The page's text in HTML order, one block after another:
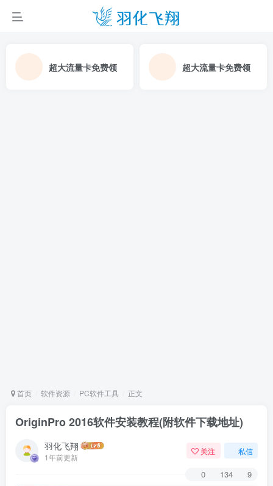
超大流量卡免费领 超大流量卡免费领
首页 软件资源 PC软件工具 正文
OriginPro 2016软件安装教程(附软件下载地址)
羽化飞翔
1年前更新
关注 私信
0 134 9